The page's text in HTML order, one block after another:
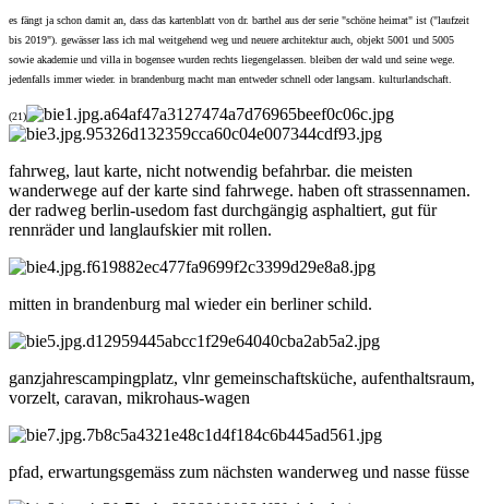
es fängt ja schon damit an, dass das kartenblatt von dr. barthel aus der serie "schöne heimat" ist ("laufzeit
bis 2019"). gewässer lass ich mal weitgehend weg und neuere architektur auch, objekt 5001 und 5005
sowie akademie und villa in bogensee wurden rechts liegengelassen. bleiben der wald und seine wege.
jedenfalls immer wieder. in brandenburg macht man entweder schnell oder langsam. kulturlandschaft.
(21)
fahrweg, laut karte, nicht notwendig befahrbar. die meisten
wanderwege auf der karte sind fahrwege. haben oft strassennamen.
der radweg berlin-usedom fast durchgängig asphaltiert, gut für
rennräder und langlaufskier mit rollen.
mitten in brandenburg mal wieder ein berliner schild.
ganzjahrescampingplatz, vlnr gemeinschaftsküche, aufenthaltsraum,
vorzelt, caravan, mikrohaus-wagen
pfad, erwartungsgemäss zum nächsten wanderweg und nasse füsse